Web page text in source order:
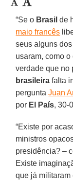
“Se o Brasil de
maio francês
seus alguns
usaram, como o
verdade que
brasileira falta
perguntaJuan
por El País, 30-
“Existe por
ministros
presidência? –
Existe
que já militaram